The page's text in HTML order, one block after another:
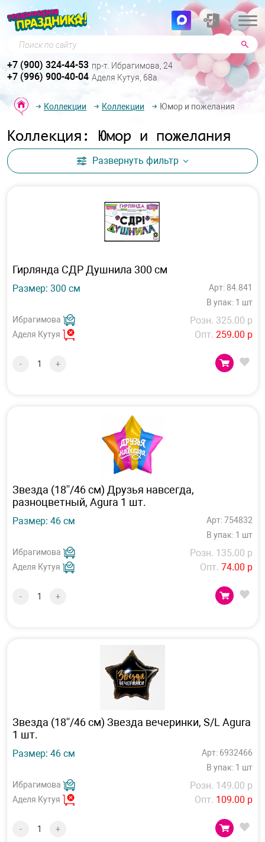
Поиск по сайту
+7 (900) 324-44-53 пр-т. Ибрагимова, 24
+7 (996) 900-40-04 Аделя Кутуя, 68а
Коллекции Коллекции Юмор и пожелания
Коллекция: Юмор и пожелания
Развернуть фильтр
Гирлянда СДР Душнила 300 см
Размер: 300 см
Арт: 84.841
В упак: 1 шт
Ибрагимова
Аделя Кутуя
Розн. 325.00 р
Опт. 259.00 р
- +
Звезда (18''/46 см) Друзья навсегда,
разноцветный, Agura 1 шт.
Размер: 46 см
Арт: 754832
В упак: 1 шт
Ибрагимова
Аделя Кутуя
Розн. 135.00 р
Опт. 74.00 р
- +
Звезда (18''/46 см) Звезда вечеринки, S/L Agura
1 шт.
Размер: 46 см
Арт: 6932466
В упак: 1 шт
Ибрагимова
Аделя Кутуя
Розн. 149.00 р
Опт. 109.00 р
- +